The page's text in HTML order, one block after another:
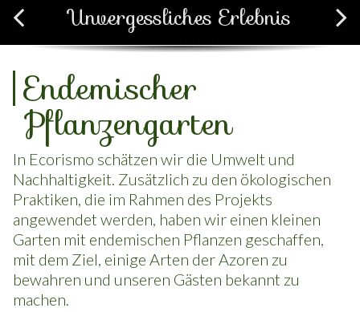
Einfach, komfortabel und
gemütlich
Endemischer
Pflanzengarten
In Ecorismo schätzen wir die Umwelt und
Nachhaltigkeit. Zusätzlich zu den ökologischen
Praktiken, die im Rahmen des Projekts
angewendet werden, haben wir einen kleinen
Garten mit endemischen Pflanzen geschaffen,
mit dem Ziel, einige Arten der Azoren zu
bewahren und unseren Gästen bekannt zu